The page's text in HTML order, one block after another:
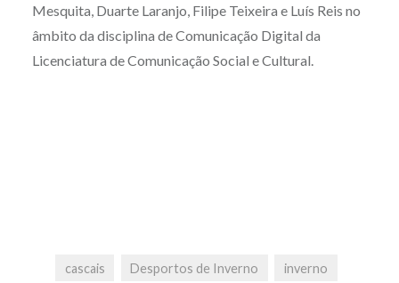
Mesquita, Duarte Laranjo, Filipe Teixeira e Luís Reis no
âmbito da disciplina de Comunicação Digital da
Licenciatura de Comunicação Social e Cultural.
cascais Desportos de Inverno inverno